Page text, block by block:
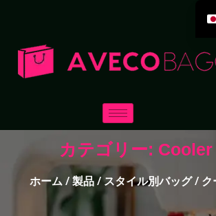
カテゴリー:
ホーム/製品/スタイル別バッグ/ ク